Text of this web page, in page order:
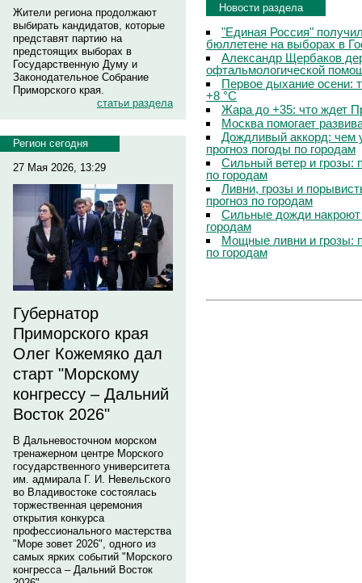
Жители региона продолжают
выбирать кандидатов, которые
представят партию на
предстоящих выборах в
Государственную Думу и
Законодательное Собрание
Приморского края.
статьи раздела
Регион сегодня
27 Мая 2026, 13:29
Губернатор
Приморского края
Олег Кожемяко дал
старт "Морскому
конгрессу – Дальний
Восток 2026"
В Дальневосточном морском
тренажерном центре Морского
государственного университета
им. адмирала Г. И. Невельского
во Владивостоке состоялась
торжественная церемония
открытия конкурса
профессионального мастерства
"Море зовет 2026", одного из
самых ярких событий "Морского
конгресса – Дальний Восток
Новости раздела
"Единая Россия"
бюллетене на выборах в
Александр Щербаков
офтальмологической
Первое дыхание осени:
+8 °C
Жара до +35: что ждет
Москва помогает
Дождливый аккорд: чем
прогноз погоды по городам
Сильный ветер и грозы:
по городам
Ливни, грозы и
прогноз по городам
Сильные дожди
городам
Мощные ливни и грозы:
по городам